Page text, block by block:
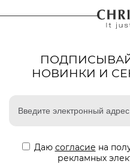
НОВИНКИ И
Даю согласие на
рекламных